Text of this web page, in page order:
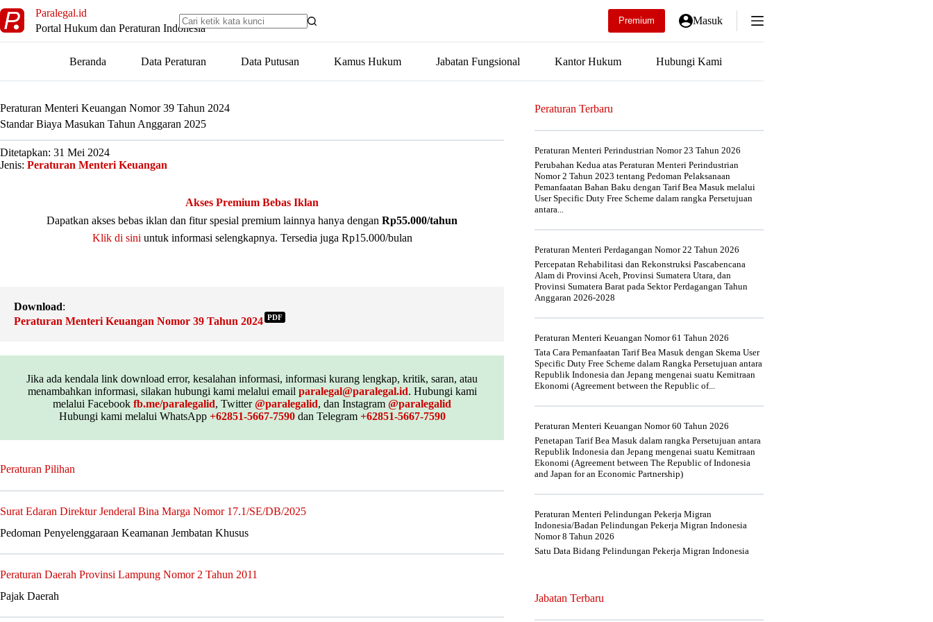
to
content
Paralegal.id
Portal Hukum dan Peraturan Indonesia
Premium Masuk
Beranda Data Peraturan Data Putusan Kamus Hukum Jabatan Fungsional Kantor Hukum Hubungi Kami
Peraturan Menteri Keuangan Nomor 39 Tahun 2024
Standar Biaya Masukan Tahun Anggaran 2025
Ditetapkan: 31 Mei 2024
Jenis: Peraturan Menteri Keuangan
Akses Premium Bebas Iklan
Dapatkan akses bebas iklan dan fitur spesial premium lainnya hanya dengan Rp55.000/tahun
Klik di sini untuk informasi selengkapnya. Tersedia juga Rp15.000/bulan
Download:
Peraturan Menteri Keuangan Nomor 39 Tahun 2024 PDF
Jika ada kendala link download error, kesalahan informasi, informasi kurang lengkap, kritik, saran, atau
menambahkan informasi, silakan hubungi kami melalui email paralegal@paralegal.id. Hubungi kami
melalui Facebook fb.me/paralegalid, Twitter@paralegalid, dan Instagram @paralegalid
Hubungi kami melalui WhatsApp +62851-5667-7590dan Telegram +62851-5667-7590
Peraturan Pilihan
Surat Edaran Direktur Jenderal Bina Marga Nomor 17.1/SE/DB/2025
Pedoman Penyelenggaraan Keamanan Jembatan Khusus
Peraturan Daerah Provinsi Lampung Nomor 2 Tahun 2011
Pajak Daerah
Peraturan Terbaru
Peraturan Menteri Perindustrian Nomor 23 Tahun 2026
Perubahan Kedua atas Peraturan Menteri Perindustrian
Nomor 2 Tahun 2023 tentang Pedoman Pelaksanaan
Pemanfaatan Bahan Baku dengan Tarif Bea Masuk melalui
User Specific Duty Free Scheme dalam rangka Persetujuan
antara...
Peraturan Menteri Perdagangan Nomor 22 Tahun 2026
Percepatan Rehabilitasi dan Rekonstruksi Pascabencana
Alam di Provinsi Aceh, Provinsi Sumatera Utara, dan
Provinsi Sumatera Barat pada Sektor Perdagangan Tahun
Anggaran 2026-2028
Peraturan Menteri Keuangan Nomor 61 Tahun 2026
Tata Cara Pemanfaatan Tarif Bea Masuk dengan Skema User
Specific Duty Free Scheme dalam Rangka Persetujuan antara
Republik Indonesia dan Jepang mengenai suatu Kemitraan
Ekonomi (Agreement between the Republic of...
Peraturan Menteri Keuangan Nomor 60 Tahun 2026
Penetapan Tarif Bea Masuk dalam rangka Persetujuan antara
Republik Indonesia dan Jepang mengenai suatu Kemitraan
Ekonomi (Agreement between The Republic of Indonesia
and Japan for an Economic Partnership)
Peraturan Menteri Pelindungan Pekerja Migran
Indonesia/Badan Pelindungan Pekerja Migran Indonesia
Nomor 8 Tahun 2026
Satu Data Bidang Pelindungan Pekerja Migran Indonesia
Jabatan Terbaru